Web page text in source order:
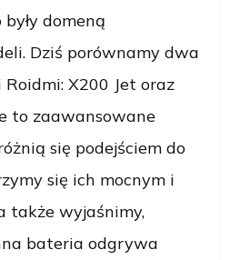
domeną
Dziś porównamy dwa
X200 Jet oraz
to zaawansowane
się podejściem do
się ich mocnym i
także wyjaśnimy,
bateria odgrywa